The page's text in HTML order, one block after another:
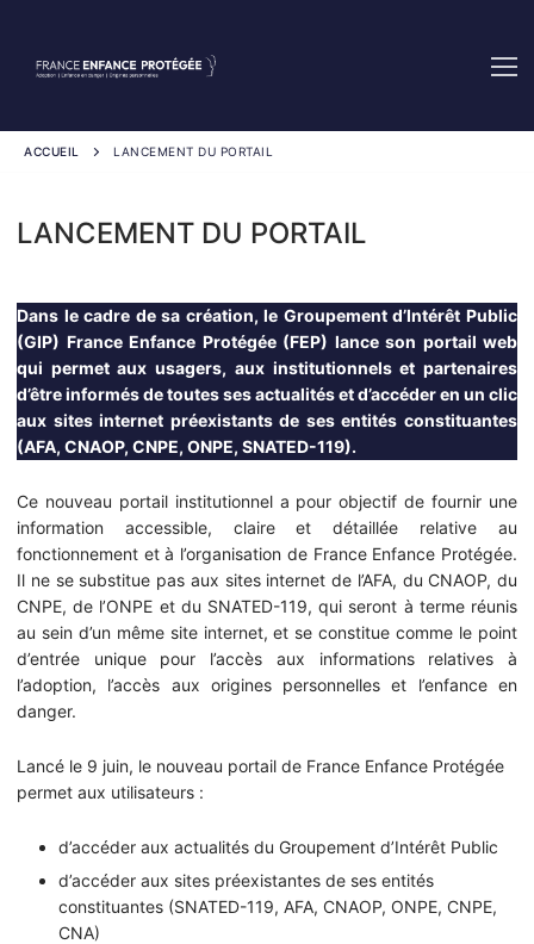
contenu
ACCUEIL LANCEMENT DU PORTAIL
LANCEMENT DU PORTAIL
Dans le cadre de sa création, le Groupement d’Intérêt Public
(GIP) France Enfance Protégée (FEP) lance son portail web
qui permet aux usagers, aux institutionnels et partenaires
d’être informés de toutes ses actualités et d’accéder en un clic
aux sites internet préexistants de ses entités constituantes
(AFA, CNAOP, CNPE, ONPE, SNATED-119).
Ce nouveau portail institutionnel a pour objectif de fournir une
information accessible, claire et détaillée relative au
fonctionnement et à l’organisation de France Enfance Protégée.
Il ne se substitue pas aux sites internet de l’AFA, du CNAOP, du
CNPE, de l’ONPE et du SNATED-119, qui seront à terme réunis
au sein d’un même site internet, et se constitue comme le point
d’entrée unique pour l’accès aux informations relatives à
l’adoption, l’accès aux origines personnelles et l’enfance en
danger.
Lancé le 9 juin, le nouveau portail de France Enfance Protégée
permet aux utilisateurs :
d’accéder aux actualités du Groupement d’Intérêt Public
d’accéder aux sites préexistantes de ses entités
constituantes (SNATED-119, AFA, CNAOP, ONPE, CNPE,
CNA)